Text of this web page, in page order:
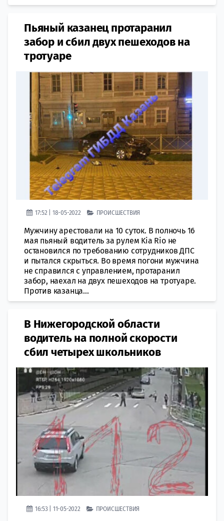
Пьяный казанец протаранил
забор и сбил двух пешеходов на
тротуаре
17:52 | 18-05-2022 ПРОИСШЕСТВИЯ
Мужчину арестовали на 10 суток. В полночь 16
мая пьяный водитель за рулем Kia Rio не
остановился по требованию сотрудников ДПС
и пытался скрыться. Во время погони мужчина
не справился с управлением, протаранил
забор, наехал на двух пешеходов на тротуаре.
Против казанца...
В Нижегородской области
водитель на полной скорости
сбил четырех школьников
16:53 | 11-05-2022 ПРОИСШЕСТВИЯ